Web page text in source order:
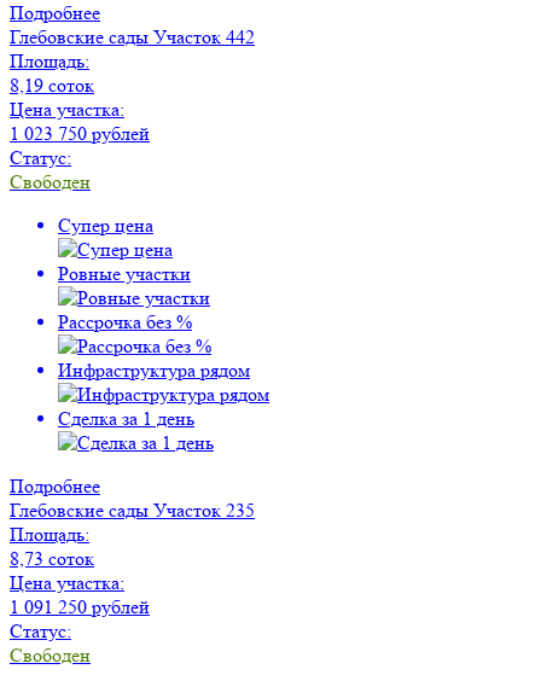
Подробнее
Глебовские сады Участок 442
Площадь:
8,19 соток
Цена участка:
1 023 750 рублей
Статус:
Свободен
Супер цена
Ровные участки
Рассрочка без %
Инфраструктура рядом
Сделка за 1 день
Подробнее
Глебовские сады Участок 235
Площадь:
8,73 соток
Цена участка:
1 091 250 рублей
Статус:
Свободен